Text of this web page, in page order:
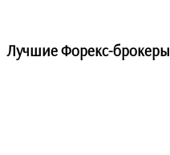
Лучшие Форекс-брокеры